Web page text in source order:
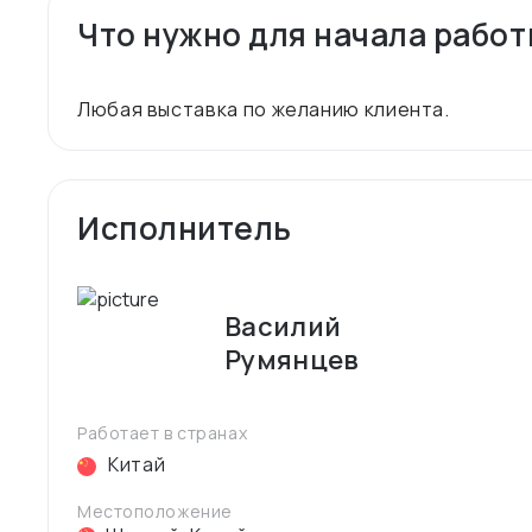
Что нужно для начала
Исполнитель
Василий
Румянцев
Работает в странах
Китай
Местоположение